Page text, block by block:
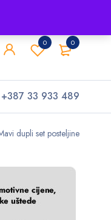
0
0
+387 33 933 489
dupli set posteljine